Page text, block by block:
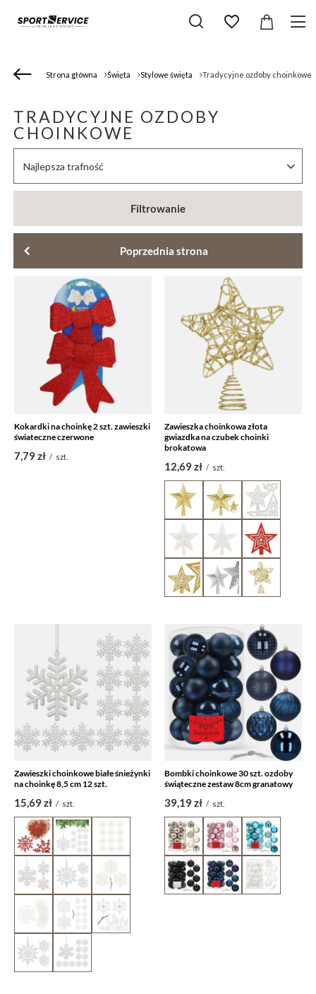
Strona główna Święta Stylowe święta Tradycyjne ozdoby choinkowe
TRADYCYJNE OZDOBY
CHOINKOWE
Zmień sortowanie
Najlepsza trafność
Filtrowanie
Poprzednia strona
Kokardki na choinkę 2 szt. zawieszki
świateczne czerwone
7,79 zł / szt.
Zawieszka choinkowa złota
gwiazdka na czubek choinki
brokatowa
12,69 zł / szt.
Zawieszki choinkowe białe śnieżynki
na choinkę 8,5 cm 12 szt.
15,69 zł / szt.
Bombki choinkowe 30 szt. ozdoby
świąteczne zestaw 8cm granatowy
39,19 zł / szt.